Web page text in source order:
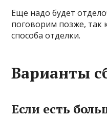
Еще надо будет
поговорим позже, так
способа отделки.
Варианты
Если есть